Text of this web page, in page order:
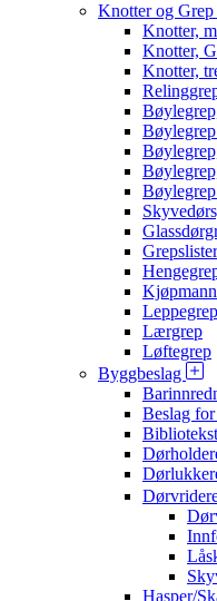
Knotter og Grep
Knotter,
Knotter,
Knotter,
Grepslister
Leppegrep
Lærgrep
Løftegrep
Byggbeslag
Beslag for
Hasper/